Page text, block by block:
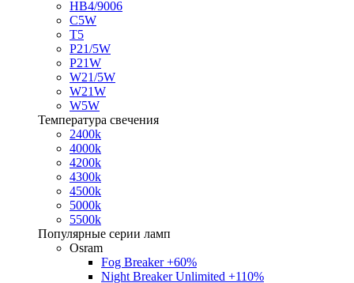
HB4/9006
C5W
T5
P21/5W
P21W
W21/5W
W21W
W5W
Температура свечения
2400k
4000k
4200k
4300k
4500k
5000k
5500k
Популярные серии ламп
Osram
Fog Breaker +60%
Night Breaker Unlimited +110%